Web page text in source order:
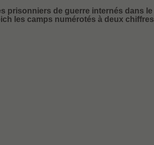
prisonniers de guerre internés dans le
les camps numérotés à deux chiffres